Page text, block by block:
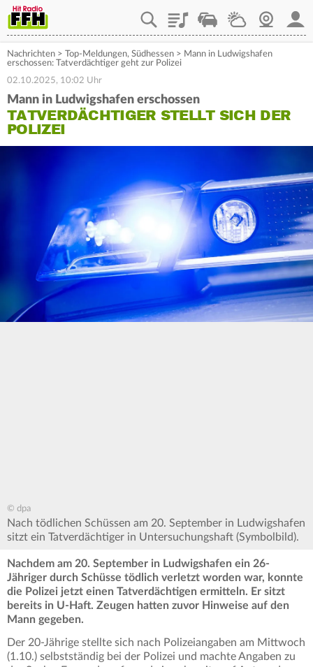
PlaylistStaupilotWetterWebcam
Nachrichten > Top-Meldungen, Südhessen > Mann in Ludwigshafen
erschossen: Tatverdächtiger geht zur Polizei
02.10.2025, 10:02 Uhr
Mann in Ludwigshafen erschossen
TATVERDÄCHTIGER STELLT SICH DER
POLIZEI
© dpa
Nach tödlichen Schüssen am 20. September in Ludwigshafen
sitzt ein Tatverdächtiger in Untersuchungshaft (Symbolbild).
Nachdem am 20. September in Ludwigshafen ein 26-
Jähriger durch Schüsse tödlich verletzt worden war, konnte
die Polizei jetzt einen Tatverdächtigen ermitteln. Er sitzt
bereits in U-Haft. Zeugen hatten zuvor Hinweise auf den
Mann gegeben.
Der 20-Jährige stellte sich nach Polizeiangaben am Mittwoch
(1.10.) selbstständig bei der Polizei und machte Angaben zu